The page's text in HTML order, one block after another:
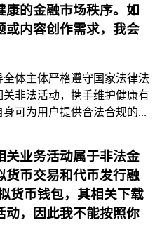
康的金融市场秩序。如
或内容创作需求，我会
体主体严格遵守国家法律法
非法活动，携手维护健康有
可为用户提供合法合规的...
关业务活动属于非法金
货币交易和代币发行融
货币钱包，其相关下载
动，因此我不能按照你